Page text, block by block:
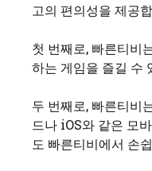
고의 편의성을 제공
첫 번째로, 빠른티비
하는 게임을 즐길 수
두 번째로, 빠른티비
드나 iOS와 같은 모
도 빠른티비에서 손